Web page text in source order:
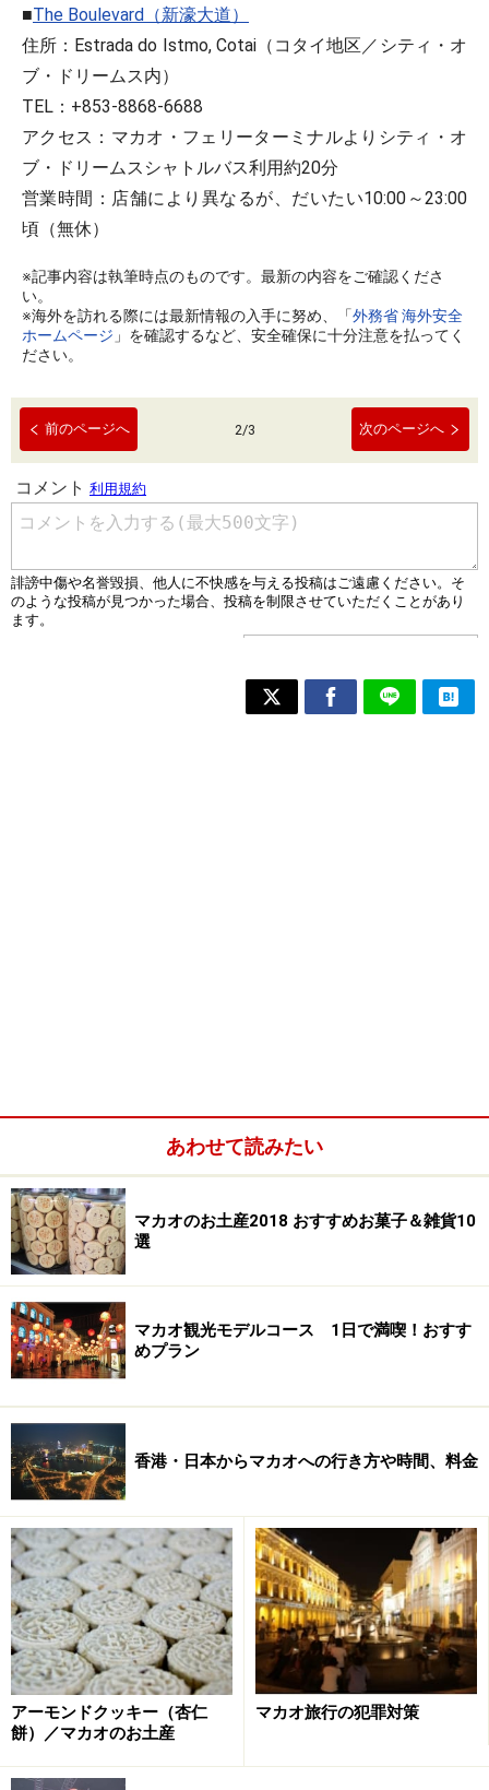
■The Boulevard（新濠大道）
住所：Estrada do Istmo, Cotai（コタイ地区／シティ・オ
ブ・ドリームス内）
TEL：+853-8868-6688
アクセス：マカオ・フェリーターミナルよりシティ・オ
ブ・ドリームスシャトルバス利用約20分
営業時間：店舗により異なるが、だいたい10:00～23:00
頃（無休）
※記事内容は執筆時点のものです。最新の内容をご確認くださ
い。
※海外を訪れる際には最新情報の入手に努め、「外務省 海外安全
ホームページ 」を確認するなど、安全確保に十分注意を払ってく
ださい。
前のページへ 2/3 次のページへ
あわせて読みたい
マカオのお土産2018 おすすめお菓子＆雑貨10
選
マカオ観光モデルコース 1日で満喫！おすす
めプラン
香港・日本からマカオへの行き方や時間、料金
アーモンドクッキー（杏仁
餅）／マカオのお土産
マカオ旅行の犯罪対策